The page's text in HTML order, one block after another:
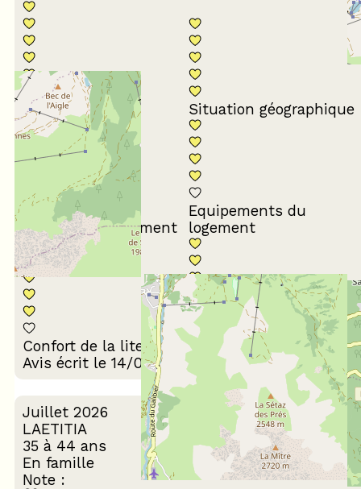
Conformité du
descriptif
Situation géographique
Propreté du logement
Equipements du
logement
Confort de la literie
Décoration du
logement
Avis écrit le 14/07/2026
Juillet 2026
LAETITIA
35 à 44 ans
En famille
Note :